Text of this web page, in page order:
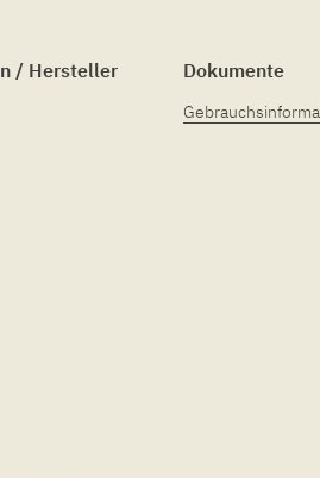
/ Hersteller Dokumente